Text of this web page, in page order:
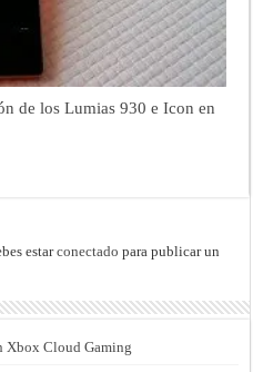
de los Lumias 930 e Icon en
estarconectado para publicar un
Xbox Cloud Gaming